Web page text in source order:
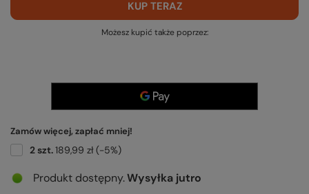
KUP TERAZ
Możesz kupić także poprzez:
Zamów więcej, zapłać mniej!
2szt.189,99 zł(-5%)
Produkt dostępny Wysyłka jutro